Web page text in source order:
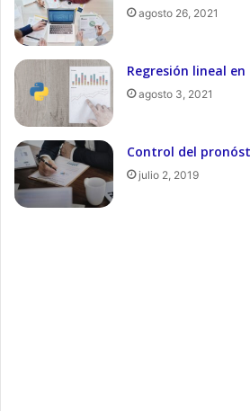
agosto 26, 2021
Regresión lineal en
agosto 3, 2021
Control del
julio 2, 2019